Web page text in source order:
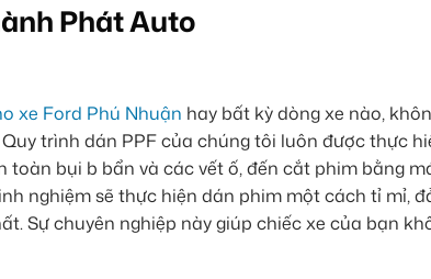
Phát Auto
xe Ford Phú Nhuận hay bất kỳ dòng xe nào,
trình dán PPF của chúng tôi luôn được thực
bụi b bẩn và các vết ố, đến cắt phim bằng
nghiệm sẽ thực hiện dán phim một cách tỉ mỉ,
Sự chuyên nghiệp này giúp chiếc xe của bạn